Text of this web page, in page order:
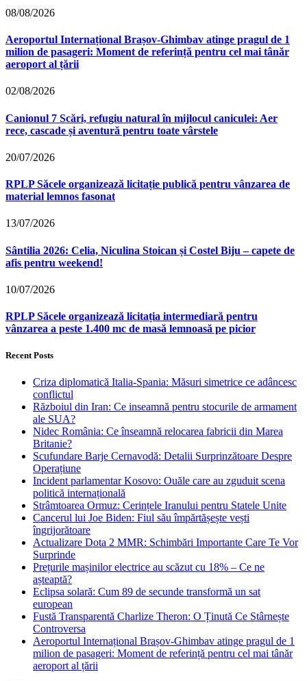
08/08/2026
Aeroportul Internațional Brașov‑Ghimbav atinge pragul de 1
milion de pasageri: Moment de referință pentru cel mai tânăr
aeroport al țării
02/08/2026
Canionul 7 Scări, refugiu natural în mijlocul caniculei: Aer
rece, cascade și aventură pentru toate vârstele
20/07/2026
RPLP Săcele organizează licitație publică pentru vânzarea de
material lemnos fasonat
13/07/2026
Sântilia 2026: Celia, Niculina Stoican și Costel Biju – capete de
afis pentru weekend!
10/07/2026
RPLP Săcele organizează licitația intermediară pentru
vânzarea a peste 1.400 mc de masă lemnoasă pe picior
Recent Posts
Criza diplomatică Italia-Spania: Măsuri simetrice ce adâncesc
conflictul
Războiul din Iran: Ce inseamnă pentru stocurile de armament
ale SUA?
Nidec România: Ce înseamnă relocarea fabricii din Marea
Britanie?
Scufundare Barje Cernavodă: Detalii Surprinzătoare Despre
Operațiune
Incident parlamentar Kosovo: Ouăle care au zguduit scena
politică internațională
Strâmtoarea Ormuz: Cerințele Iranului pentru Statele Unite
Cancerul lui Joe Biden: Fiul său împărtășește vești
îngrijorătoare
Actualizare Dota 2 MMR: Schimbări Importante Care Te Vor
Surprinde
Prețurile mașinilor electrice au scăzut cu 18% – Ce ne
așteaptă?
Eclipsa solară: Cum 89 de secunde transformă un sat
european
Fustă Transparentă Charlize Theron: O Ținută Ce Stârnește
Controversa
Aeroportul Internațional Brașov‑Ghimbav atinge pragul de 1
milion de pasageri: Moment de referință pentru cel mai tânăr
aeroport al țării